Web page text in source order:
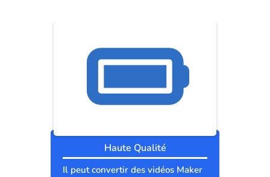
Haute Qualité
Il peut convertir des vidéos Maker